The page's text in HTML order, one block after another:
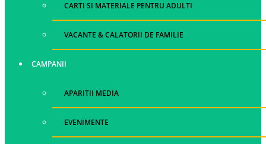
CARTI SI MATERIALE PENTRU ADULTI
VACANTE & CALATORII DE FAMILIE
CAMPANII
APARITII MEDIA
EVENIMENTE